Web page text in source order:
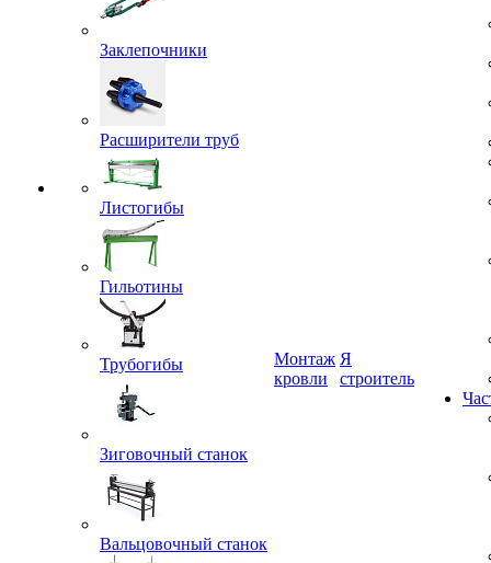
Заклепочники
Расширители труб
Листогибы
Гильотины
Трубогибы
Зиговочный станок
Вальцовочный станок
Монтаж
кровли
Я
строитель